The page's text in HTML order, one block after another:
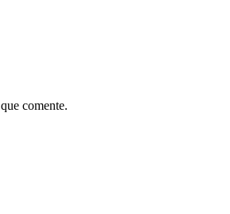
comente.